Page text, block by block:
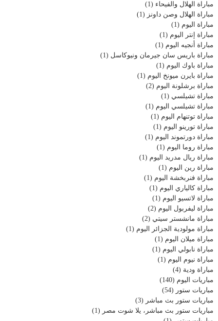
مباراة الهلال والفيحاء (1)
مباراة الهلال وصن داونز (1)
مباراة اليوم (1)
مباراة إنتر اليوم (1)
مباراة أنجيه اليوم (1)
مباراة باريس سان جيرمان ونيوكاسل (1)
مباراة باوك اليوم (1)
مباراة بايرن ميونخ اليوم (1)
مباراة برشلونة اليوم (2)
مباراة تشيلسي (1)
مباراة تشيلسي اليوم (1)
مباراة توتنهام اليوم (1)
مباراة تورينو اليوم (1)
مباراة دورتموند اليوم (1)
مباراة روما اليوم (1)
مباراة ريال مدريد اليوم (1)
مباراة رين اليوم (1)
مباراة فنربخشة اليوم (1)
مباراة كالياري اليوم (1)
مباراة لاتسيو اليوم (1)
مباراة ليفربول اليوم (2)
مباراة مانشستر سيتي (2)
مباراة مولودية الجزائر اليوم (1)
مباراة ميلان اليوم (1)
مباراة نابولي اليوم (1)
مباراة نيوم اليوم (1)
مباراة ودية (4)
مباريات اليوم (140)
مباريات ستور (54)
مباريات ستور بث مباشر (3)
مباريات ستور بث مباشر، يلا شوت مصر (1)